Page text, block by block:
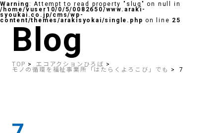
Warning : Attempt to read property "slug" on null in
/home/vuser10/0/5/0082650/www.araki-
syoukai.co.jp/cms/wp-
content/themes/arakisyokai/single.php on line 25
Blog
TOP エコアクションひろば
モノの循環を福祉事業所「はたらくよろこび」でも 7